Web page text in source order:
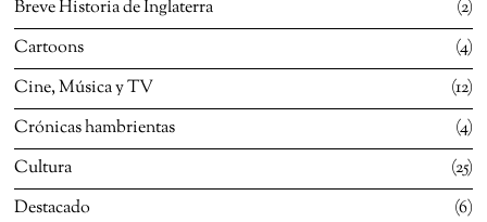
Breve Historia de Inglaterra
2
Cartoons
4
Cine, Música y TV
12
Crónicas hambrientas
4
Cultura
25
Destacado
6